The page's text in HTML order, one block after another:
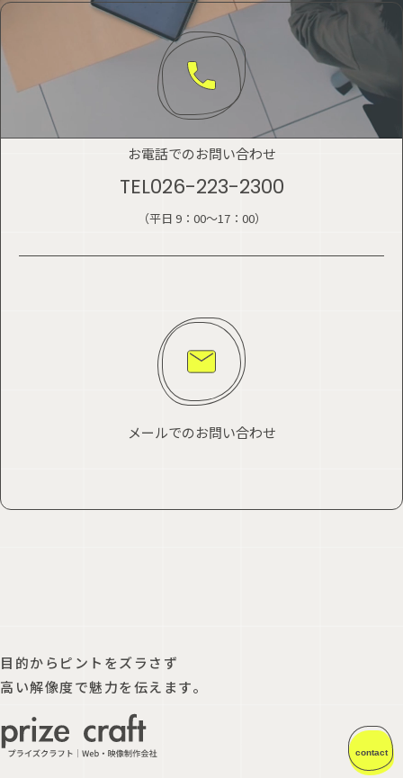
お電話でのお問い合わせ
TEL026-223-2300
（平日 9：00～17：00）
メールでのお問い合わせ
目的からピントをズラさず
高い解像度で魅力を伝えます。
contact